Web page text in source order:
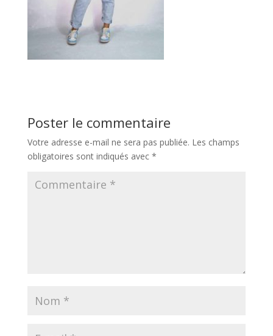
Poster le commentaire
Votre adresse e-mail ne sera pas publiée. Les champs
obligatoires sont indiqués avec *